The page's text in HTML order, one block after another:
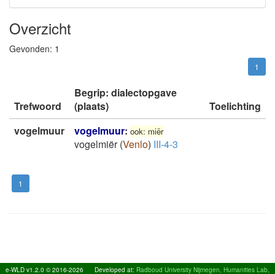
Overzicht
Gevonden: 1
1
Trefwoord
Begrip: dialectopgave
(plaats)
Toelichting
vogelmuur
vogelmuur: ook: miër
vogelmiër(Venlo) III-4-3
1
e-WLD v1.2.0 © 2016-2026 Developed at: Radboud University Nijmegen, Humanities Lab,